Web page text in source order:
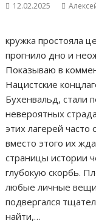
12.02.2025
кружка простояла
прогнило дно и
Показываю в
Нацистские
Бухенвальд, стали
невероятных
этих лагерей
вместо этого их
страницы истории
глубокую скорбь.
любые личные
подвергался
найти,…